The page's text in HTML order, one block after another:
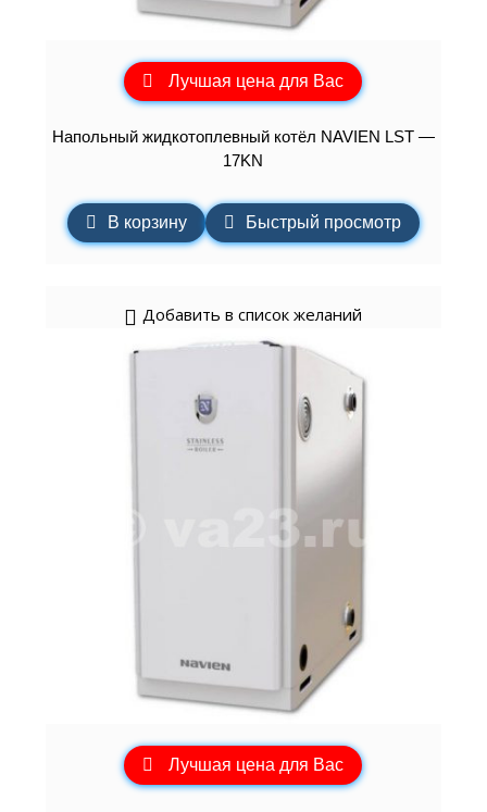
Лучшая цена для Вас
Напольный жидкотоплевный котёл NAVIEN LST —
17KN
В корзину Быстрый просмотр
Добавить в список желаний
Лучшая цена для Вас